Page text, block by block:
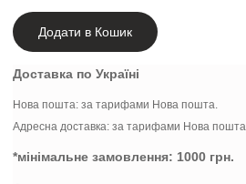
Додати в Кошик
Доставка по Україні
Нова пошта: за тарифами Нова пошта.
Адресна доставка: за тарифами Нова пошта.
*мінімальне замовлення: 1000 грн.